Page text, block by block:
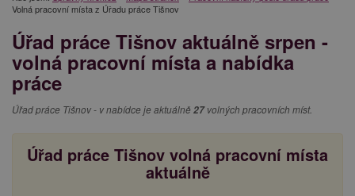
Volná pracovní místa z Úřadu práce Tišnov
Úřad práce Tišnov aktuálně srpen -
volná pracovní místa a nabídka
práce
Úřad práce Tišnov - v nabídce je aktuálně 27volných pracovních míst.
Úřad práce Tišnov volná pracovní místa
aktuálně